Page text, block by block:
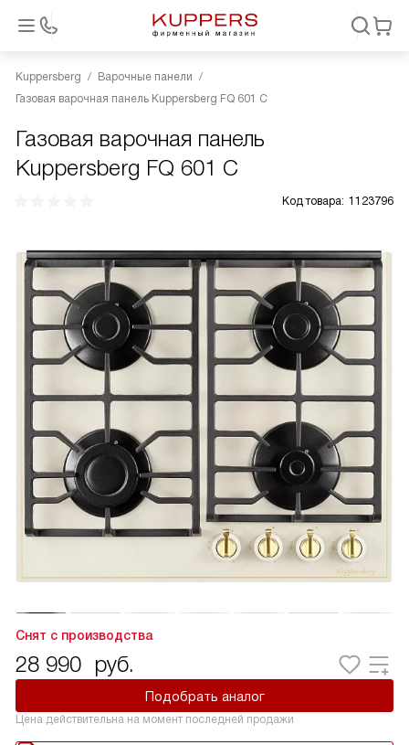
Kuppersberg
Варочные панели
Газовая варочная панель Kuppersberg FQ 601 C
Газовая варочная панель
Kuppersberg FQ 601 C
Код товара: 1123796
Снят с производства
28 990 руб.
Подобрать аналог
Цена действительна на момент последней продажи